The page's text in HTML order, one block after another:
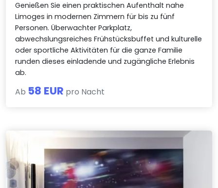
Genießen Sie einen praktischen Aufenthalt nahe
Limoges in modernen Zimmern für bis zu fünf
Personen. Überwachter Parkplatz,
abwechslungsreiches Frühstücksbuffet und kulturelle
oder sportliche Aktivitäten für die ganze Familie
runden dieses einladende und zugängliche Erlebnis
ab.
Ab 58 EUR pro Nacht